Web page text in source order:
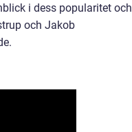
i dess popularitet och
och Jakob